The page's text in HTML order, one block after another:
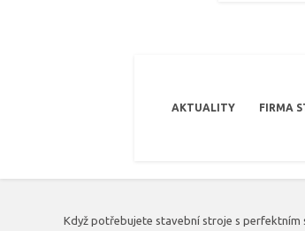
AKTUALITY FIRMA
Když potřebujete stavební stroje s perfektním